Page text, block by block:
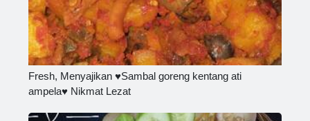
Fresh, Menyajikan ♥Sambal goreng kentang ati
ampela️♥️ Nikmat Lezat